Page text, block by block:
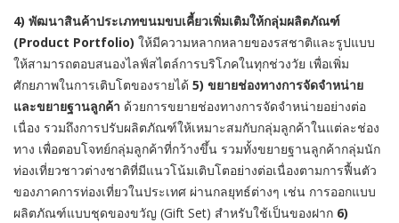
4) พัฒนาสินค้าประเภทขนมขบเคี้ยวเพิ่มเติมให้กลุ่มผลิตภัณฑ์
(Product Portfolio) ให้มีความหลากหลายของรสชาติและรูปแบบ
ให้สามารถตอบสนองไลฟ์สไตล์การบริโภคในทุกช่วงวัย เพื่อเพิ่ม
ศักยภาพในการเติบโตของรายได้ 5) ขยายช่องทางการจัดจำหน่าย
และขยายฐานลูกค้า ด้วยการขยายช่องทางการจัดจำหน่ายอย่างต่อ
เนื่อง รวมถึงการปรับผลิตภัณฑ์ให้เหมาะสมกับกลุ่มลูกค้าในแต่ละช่อง
ทาง เพื่อตอบโจทย์กลุ่มลูกค้าที่กว้างขึ้น รวมทั้งขยายฐานลูกค้ากลุ่มนัก
ท่องเที่ยวชาวต่างชาติที่มีแนวโน้มเติบโตอย่างต่อเนื่องตามการฟื้นตัว
ของภาคการท่องเที่ยวในประเทศ ผ่านกลยุทธ์ต่างๆ เช่น การออกแบบ
ผลิตภัณฑ์แบบชุดของขวัญ (Gift Set) สำหรับใช้เป็นของฝาก 6)